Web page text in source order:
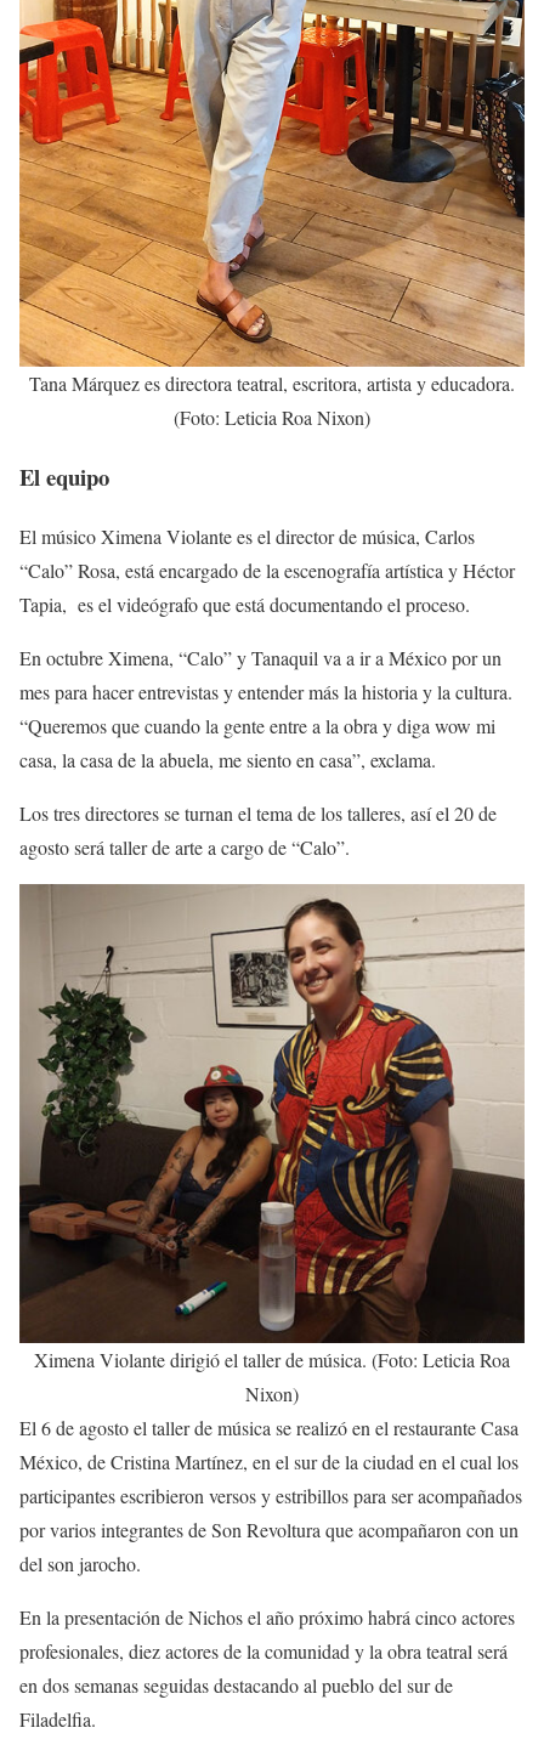
Tana Márquez es directora teatral, escritora, artista y educadora.
(Foto: Leticia Roa Nixon)
El equipo
El músico Ximena Violante es el director de música, Carlos
“Calo” Rosa, está encargado de la escenografía artística y Héctor
Tapia, es el videógrafo que está documentando el proceso.
En octubre Ximena, “Calo” y Tanaquil va a ir a México por un
mes para hacer entrevistas y entender más la historia y la cultura.
“Queremos que cuando la gente entre a la obra y diga wow mi
casa, la casa de la abuela, me siento en casa”, exclama.
Los tres directores se turnan el tema de los talleres, así el 20 de
agosto será taller de arte a cargo de “Calo”.
Ximena Violante dirigió el taller de música. (Foto: Leticia Roa
Nixon)
El 6 de agosto el taller de música se realizó en el restaurante Casa
México, de Cristina Martínez, en el sur de la ciudad en el cual los
participantes escribieron versos y estribillos para ser acompañados
por varios integrantes de Son Revoltura que acompañaron con un
del son jarocho.
En la presentación de Nichos el año próximo habrá cinco actores
profesionales, diez actores de la comunidad y la obra teatral será
en dos semanas seguidas destacando al pueblo del sur de
Filadelfia.